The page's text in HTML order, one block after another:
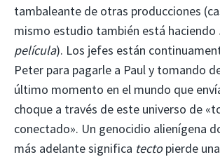
tambaleante de otras producciones
mismo estudio también está haciendo
película). Los jefes están
Peter para pagarle a Paul y tomando
último momento en el mundo que
choque a través de este universo de
conectado». Un genocidio alienígena
más adelante significa tectopierde